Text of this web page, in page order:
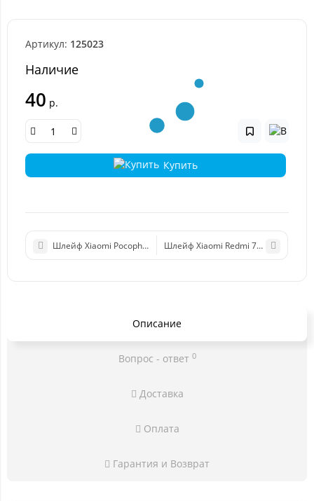
Артикул: 125023
Наличие
40 р.
Купить
Шлейф Xiaomi Pocophone F1 на системный разъем/микрофон
Шлейф Xiaomi Redmi 7A кнопки
Описание
Вопрос - ответ 0
Доставка
Оплата
Гарантия и Возврат